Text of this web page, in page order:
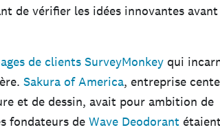
de vérifier les idées innovantes avant
de clients SurveyMonkey qui
Sakura of America, entreprise
et de dessin, avait pour ambition de
fondateurs de Wave Deodorant